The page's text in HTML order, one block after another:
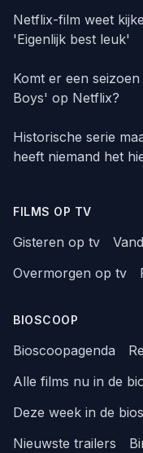
Netflix-film weet
'Eigenlijk best leuk'
Komt er een
Boys' op Netflix?
Historische serie
heeft niemand het
FILMS OP TV
Gisteren op tv
Overmorgen op tv
BIOSCOOP
Bioscoopagenda
Alle films nu in de
Deze week in de
Nieuwste trailers